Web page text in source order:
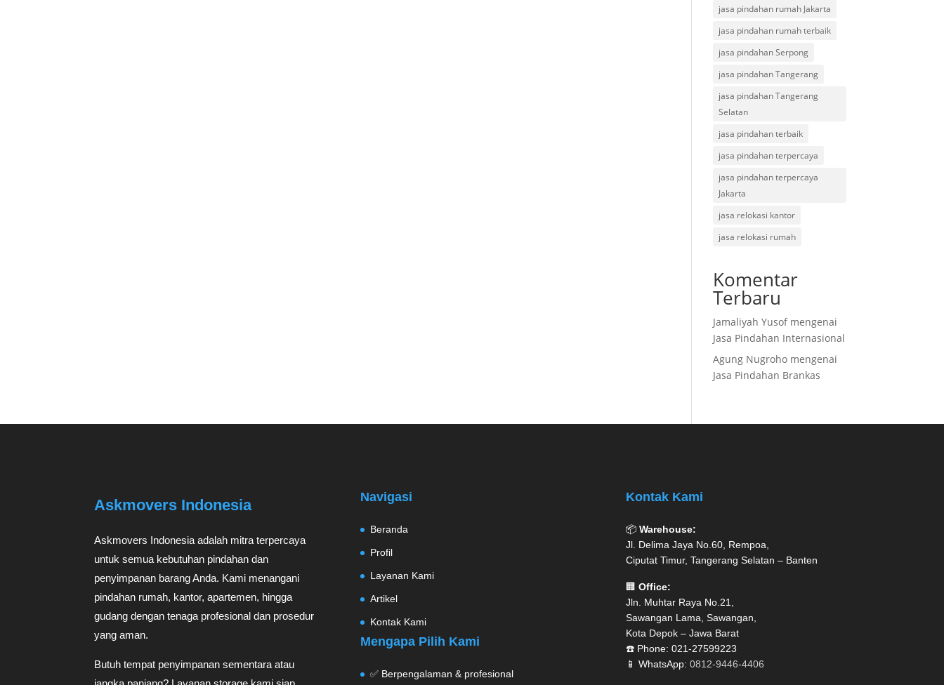
jasa pindahan rumah Jakarta
jasa pindahan rumah terbaik
jasa pindahan Serpong
jasa pindahan Tangerang
jasa pindahan Tangerang
Selatan
jasa pindahan terbaik
jasa pindahan terpercaya
jasa pindahan terpercaya
Jakarta
jasa relokasi kantor
jasa relokasi rumah
Komentar
Terbaru
Jamaliyah Yusofmengenai
Jasa Pindahan Internasional
Agung Nugroho mengenai
Jasa Pindahan Brankas
Askmovers Indonesia
Askmovers Indonesia adalah mitra terpercaya
untuk semua kebutuhan pindahan dan
penyimpanan barang Anda. Kami menangani
pindahan rumah, kantor, apartemen, hingga
gudang dengan tenaga profesional dan prosedur
yang aman.
Butuh tempat penyimpanan sementara atau
Navigasi
Beranda
Profil
Layanan Kami
Artikel
Kontak Kami
Mengapa Pilih Kami
✅ Berpengalaman & profesional
Kontak Kami
📦 Warehouse:
Jl. Delima Jaya No.60, Rempoa,
Ciputat Timur, Tangerang Selatan – Banten
🏢 Office:
Jln. Muhtar Raya No.21,
Sawangan Lama, Sawangan,
Kota Depok – Jawa Barat
☎️ Phone: 021-27599223
📱 WhatsApp: 0812-9446-4406